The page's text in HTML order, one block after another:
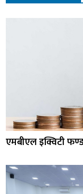
एमबीएल इक्विटी